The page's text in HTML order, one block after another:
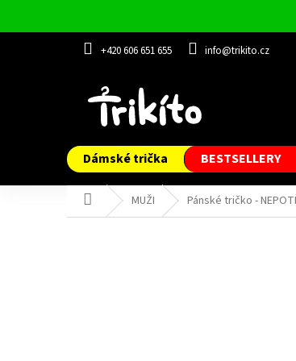
obsah
+420 606 651 655 info@trikito.cz
Dámské trička BESTSELLERY
Domů MUŽI Pánské tričko -